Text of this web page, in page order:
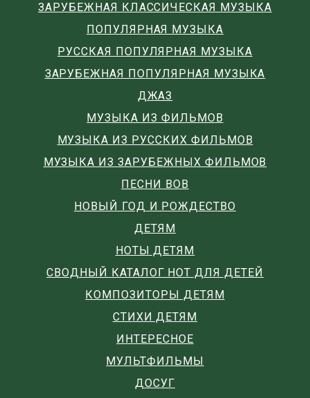
ЗАРУБЕЖНАЯ КЛАССИЧЕСКАЯ МУЗЫКА
ПОПУЛЯРНАЯ МУЗЫКА
РУССКАЯ ПОПУЛЯРНАЯ МУЗЫКА
ЗАРУБЕЖНАЯ ПОПУЛЯРНАЯ МУЗЫКА
ДЖАЗ
МУЗЫКА ИЗ ФИЛЬМОВ
МУЗЫКА ИЗ РУССКИХ ФИЛЬМОВ
МУЗЫКА ИЗ ЗАРУБЕЖНЫХ ФИЛЬМОВ
ПЕСНИ ВОВ
НОВЫЙ ГОД И РОЖДЕСТВО
ДЕТЯМ
НОТЫ ДЕТЯМ
СВОДНЫЙ КАТАЛОГ НОТ ДЛЯ ДЕТЕЙ
КОМПОЗИТОРЫ ДЕТЯМ
СТИХИ ДЕТЯМ
ИНТЕРЕСНОЕ
МУЛЬТФИЛЬМЫ
ДОСУГ